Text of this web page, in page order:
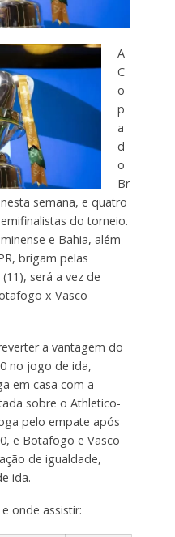
A
C
o
p
a
d
o
Br
semana, e quatro
do torneio.
e Bahia, além
brigam pelas
será a vez de
x Vasco
a vantagem do
no jogo de ida,
em casa com a
sobre o Athletico-
pelo empate após
e Botafogo e Vasco
de igualdade,
ida.
onde assistir: